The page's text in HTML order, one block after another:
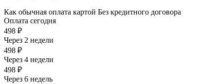
Как обычная оплата картой Без кредитного договора
Оплата сегодня
498 ₽
Через 2 недели
498 ₽
Через 4 недели
498 ₽
Через 6 недель